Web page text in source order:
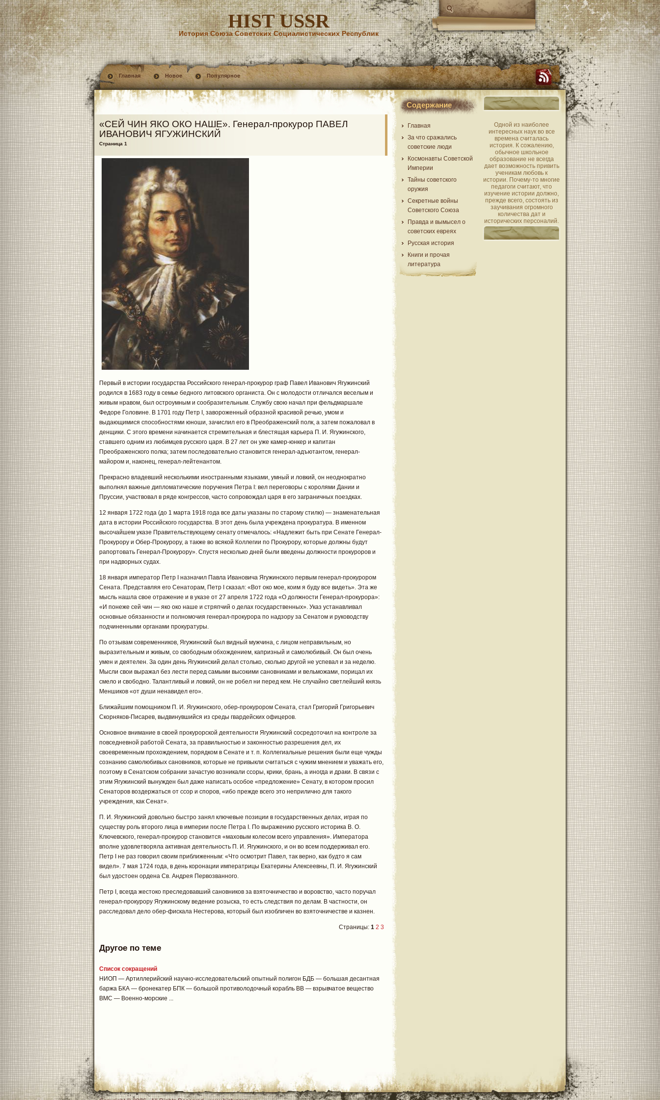
HIST USSR
История Союза Советских Социалистических Республик
Главная Новое Популярное
«СЕЙ ЧИН ЯКО ОКО НАШЕ». Генерал-прокурор ПАВЕЛ
ИВАНОВИЧ ЯГУЖИНСКИЙ
Страница 1
Первый в истории государства Российского генерал-прокурор граф Павел Иванович Ягужинский
родился в 1683 году в семье бедного литовского органиста. Он с молодости отличался веселым и
живым нравом, был остроумным и сообразительным. Службу свою начал при фельдмаршале
Федоре Головине. В 1701 году Петр I, завороженный образной красивой речью, умом и
выдающимися способностями юноши, зачислил его в Преображенский полк, а затем пожаловал в
денщики. С этого времени начинается стремительная и блестящая карьера П. И. Ягужинского,
ставшего одним из любимцев русского царя. В 27 лет он уже камер-юнкер и капитан
Преображенского полка; затем последовательно становится генерал-адъютантом, генерал-
майором и, наконец, генерал-лейтенантом.
Прекрасно владевший несколькими иностранными языками, умный и ловкий, он неоднократно
выполнял важные дипломатические поручения Петра I: вел переговоры с королями Дании и
Пруссии, участвовал в ряде конгрессов, часто сопровождал царя в его заграничных поездках.
12 января 1722 года (до 1 марта 1918 года все даты указаны по старому стилю) — знаменательная
дата в истории Российского государства. В этот день была учреждена прокуратура. В именном
высочайшем указе Правительствующему сенату отмечалось: «Надлежит быть при Сенате Генерал-
Прокурору и Обер-Прокурору, а также во всякой Коллегии по Прокурору, которые должны будут
рапортовать Генерал-Прокурору». Спустя несколько дней были введены должности прокуроров и
при надворных судах.
18 января император Петр I назначил Павла Ивановича Ягужинского первым генерал-прокурором
Сената. Представляя его Сенаторам, Петр I сказал: «Вот око мое, коим я буду все видеть». Эта же
мысль нашла свое отражение и в указе от 27 апреля 1722 года «О должности Генерал-прокурора»:
«И понеже сей чин — яко око наше и стряпчий о делах государственных». Указ устанавливал
основные обязанности и полномочия генерал-прокурора по надзору за Сенатом и руководству
подчиненными органами прокуратуры.
По отзывам современников, Ягужинский был видный мужчина, с лицом неправильным, но
выразительным и живым, со свободным обхождением, капризный и самолюбивый. Он был очень
умен и деятелен. За один день Ягужинский делал столько, сколько другой не успевал и за неделю.
Мысли свои выражал без лести перед самыми высокими сановниками и вельможами, порицал их
смело и свободно. Талантливый и ловкий, он не робел ни перед кем. Не случайно светлейший князь
Меншиков «от души ненавидел его».
Ближайшим помощником П. И. Ягужинского, обер-прокурором Сената, стал Григорий Григорьевич
Скорняков-Писарев, выдвинувшийся из среды гвардейских офицеров.
Основное внимание в своей прокурорской деятельности Ягужинский сосредоточил на контроле за
повседневной работой Сената, за правильностью и законностью разрешения дел, их
своевременным прохождением, порядком в Сенате и т. п. Коллегиальные решения были еще чужды
сознанию самолюбивых сановников, которые не привыкли считаться с чужим мнением и уважать его,
поэтому в Сенатском собрании зачастую возникали ссоры, крики, брань, а иногда и драки. В связи с
этим Ягужинский вынужден был даже написать особое «предложение» Сенату, в котором просил
Сенаторов воздержаться от ссор и споров, «ибо прежде всего это неприлично для такого
учреждения, как Сенат».
П. И. Ягужинский довольно быстро занял ключевые позиции в государственных делах, играя по
существу роль второго лица в империи после Петра I. По выражению русского историка В. О.
Ключевского, генерал-прокурор становится «маховым колесом всего управления». Императора
вполне удовлетворяла активная деятельность П. И. Ягужинского, и он во всем поддерживал его.
Петр I не раз говорил своим приближенным: «Что осмотрит Павел, так верно, как будто я сам
видел». 7 мая 1724 года, в день коронации императрицы Екатерины Алексеевны, П. И. Ягужинский
был удостоен ордена Св. Андрея Первозванного.
Петр I, всегда жестоко преследовавший сановников за взяточничество и воровство, часто поручал
генерал-прокурору Ягужинскому ведение розыска, то есть следствия по делам. В частности, он
расследовал дело обер-фискала Нестерова, который был изобличен во взяточничестве и казнен.
Страницы: 1 2 3
Другое по теме
Список сокращений
НИОП — Артиллерийский научно-исследовательский опытный полигон БДБ — большая десантная
баржа БКА — бронекатер БПК — большой противолодочный корабль ВВ — взрывчатое вещество
ВМС — Военно-морские ...
Содержание
Главная
За что сражались
советские люди
Космонавты Советской
Империи
Тайны советского
оружия
Секретные войны
Советского Союза
Правда и вымысел о
советских евреях
Русская история
Книги и прочая
литература
Одной из наиболее
интересных наук во все
времена считалась
история. К сожалению,
обычное школьное
образование не всегда
дает возможность привить
ученикам любовь к
истории. Почему-то многие
педагоги считают, что
изучение истории должно,
прежде всего, состоять из
заучивания огромного
количества дат и
исторических персоналий.